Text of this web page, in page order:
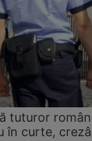
tuturor
în curte,